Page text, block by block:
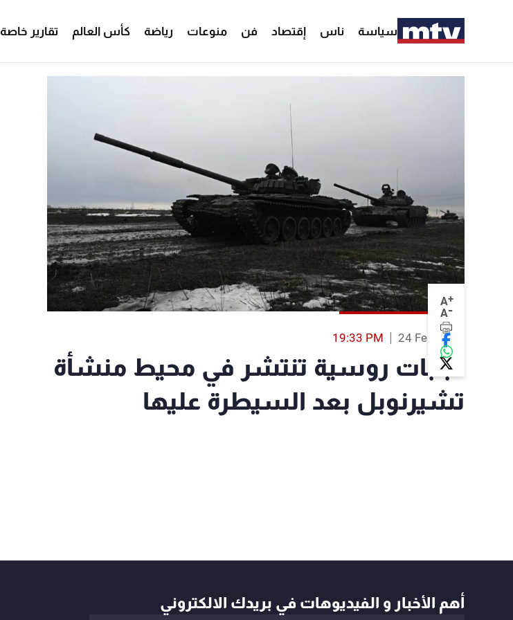
سياسة ناس إقتصاد فن منوعات رياضة كأس العالم تقارير خاصة
A+
A-
24 Feb 2022
19:33 PM
دبابات روسية تنتشر في محيط منشأة
تشيرنوبل بعد السيطرة عليها
أهم الأخبار و الفيديوهات في بريدك الالكتروني